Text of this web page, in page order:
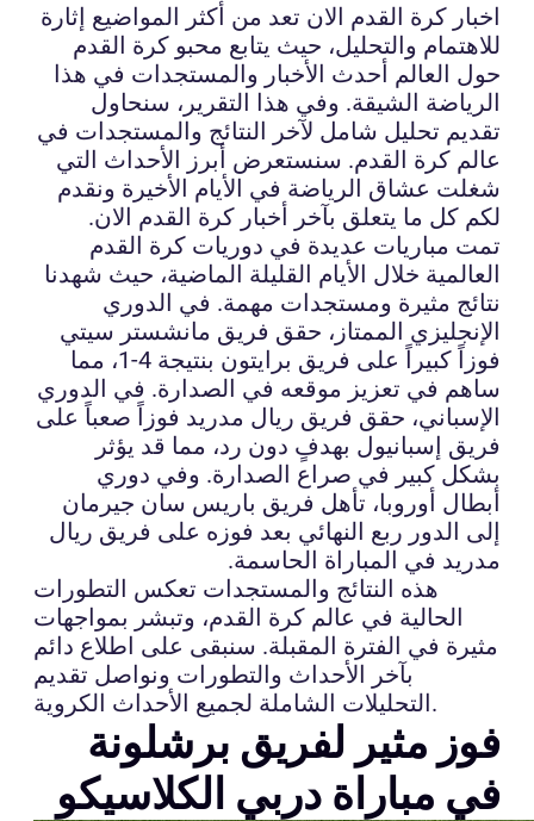
اخبار كرة القدم الان تعد من أكثر المواضيع إثارة
للاهتمام والتحليل، حيث يتابع محبو كرة القدم
حول العالم أحدث الأخبار والمستجدات في هذا
الرياضة الشيقة. وفي هذا التقرير، سنحاول
تقديم تحليل شامل لآخر النتائج والمستجدات في
عالم كرة القدم. سنستعرض أبرز الأحداث التي
شغلت عشاق الرياضة في الأيام الأخيرة ونقدم
لكم كل ما يتعلق بآخر أخبار كرة القدم الان.
تمت مباريات عديدة في دوريات كرة القدم
العالمية خلال الأيام القليلة الماضية، حيث شهدنا
نتائج مثيرة ومستجدات مهمة. في الدوري
الإنجليزي الممتاز، حقق فريق مانشستر سيتي
فوزاً كبيراً على فريق برايتون بنتيجة 4-1، مما
ساهم في تعزيز موقعه في الصدارة. في الدوري
الإسباني، حقق فريق ريال مدريد فوزاً صعباً على
فريق إسبانيول بهدفٍ دون رد، مما قد يؤثر
بشكل كبير في صراع الصدارة. وفي دوري
أبطال أوروبا، تأهل فريق باريس سان جيرمان
إلى الدور ربع النهائي بعد فوزه على فريق ريال
مدريد في المباراة الحاسمة.
هذه النتائج والمستجدات تعكس التطورات
الحالية في عالم كرة القدم، وتبشر بمواجهات
مثيرة في الفترة المقبلة. سنبقى على اطلاع دائم
بآخر الأحداث والتطورات ونواصل تقديم
التحليلات الشاملة لجميع الأحداث الكروية.
فوز مثير لفريق برشلونة
في مباراة دربي الكلاسيكو